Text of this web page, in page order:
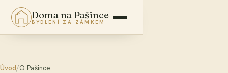
Doma na Pašince
BYDLENÍ ZA ZÁMKEM
Úvod/O Pašince